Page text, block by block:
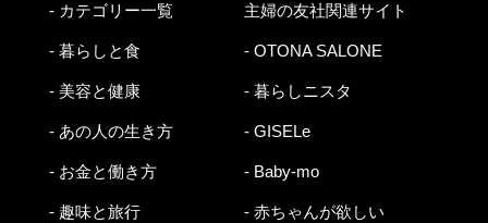
- カテゴリー一覧
- 暮らしと食
- 美容と健康
- あの人の生き方
- お金と働き方
- 趣味と旅行
主婦の友社関連サイト
- OTONA SALONE
- 暮らしニスタ
- GISELe
- Baby-mo
- 赤ちゃんが欲しい